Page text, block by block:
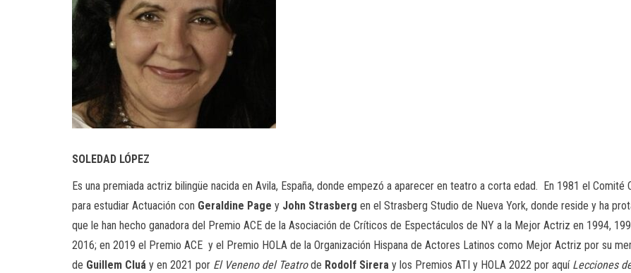
SOLEDAD LÓPEZ
Es una premiada actriz bilingüe nacida en Avila, España, donde empezó a aparecer en teatro a corta edad. En 1981 el
para estudiar Actuación con Geraldine Page y John Strasberg en el Strasberg Studio de Nueva York, donde reside y ha
que le han hecho ganadora del Premio ACE de la Asociación de Críticos de Espectáculos de NY a la Mejor Actriz en 1994,
2016; en 2019 el Premio ACE y el Premio HOLA de la Organización Hispana de Actores Latinos como Mejor Actriz por su
de Guillem Cluá y en 2021 por El Veneno del Teatrode Rodolf Sirera y los Premios ATI y HOLA 2022 por aquí Lecciones